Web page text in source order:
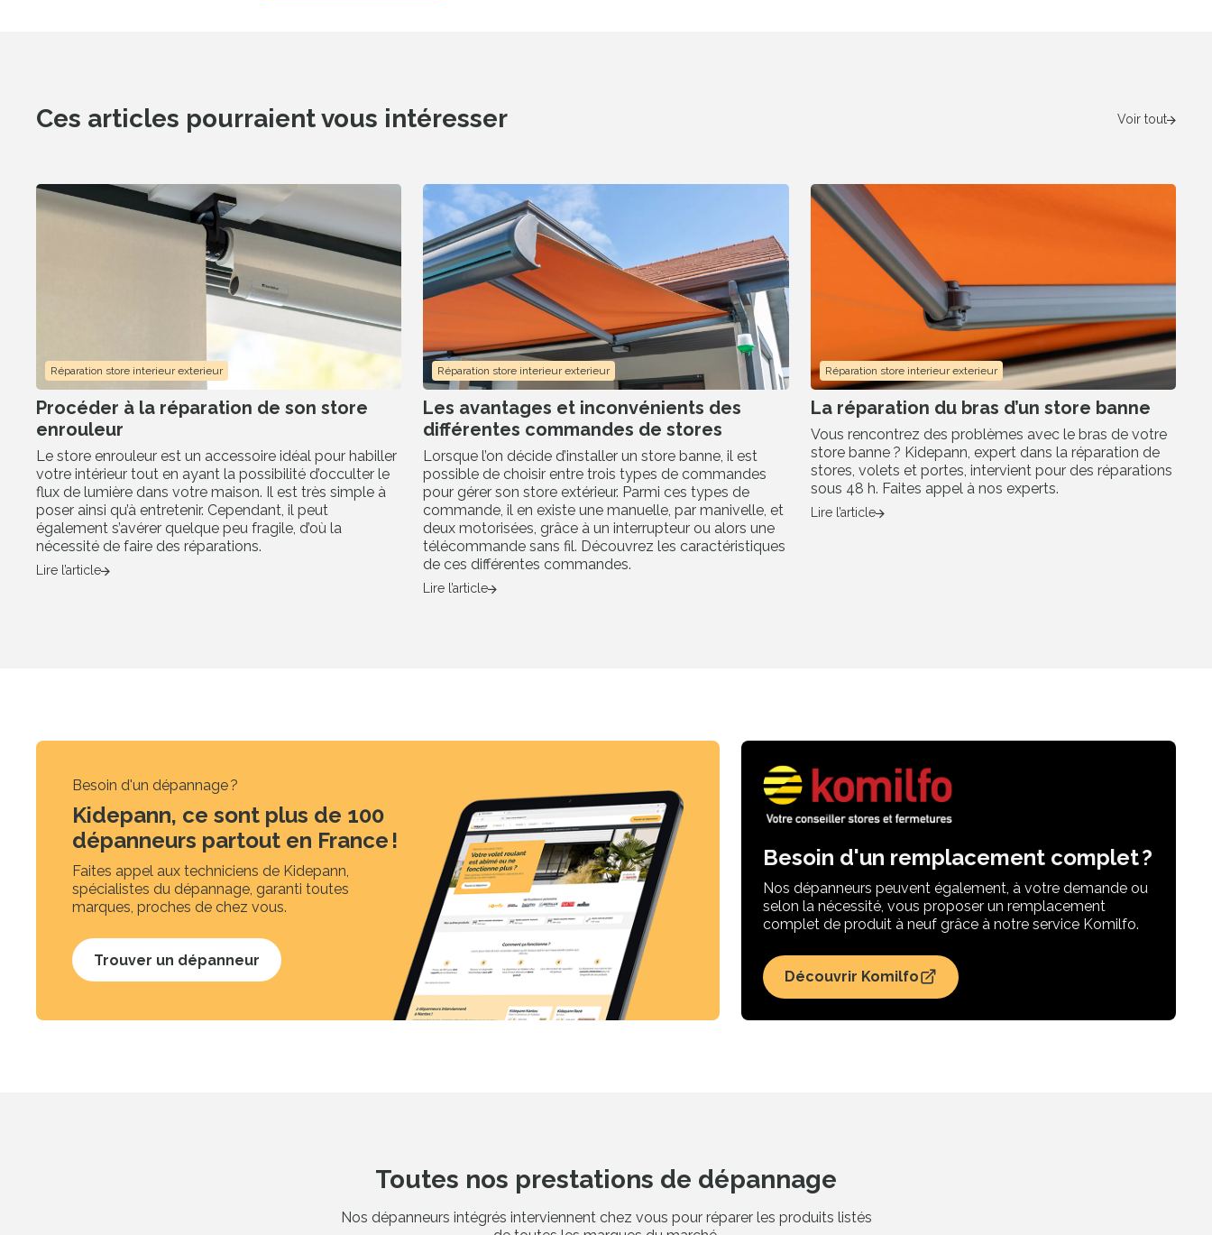
Ces articles pourraient vous intéresser Voir tout
Réparation store interieur exterieur
Procéder à la réparation de son store
enrouleur
Le store enrouleur est un accessoire idéal pour habiller
votre intérieur tout en ayant la possibilité d’occulter le
flux de lumière dans votre maison. Il est très simple à
poser ainsi qu’à entretenir. Cependant, il peut
également s’avérer quelque peu fragile, d’où la
nécessité de faire des réparations.
Lire l’article
Réparation store interieur exterieur
Les avantages et inconvénients des
différentes commandes de stores
Lorsque l’on décide d’installer un store banne, il est
possible de choisir entre trois types de commandes
pour gérer son store extérieur. Parmi ces types de
commande, il en existe une manuelle, par manivelle, et
deux motorisées, grâce à un interrupteur ou alors une
télécommande sans fil. Découvrez les caractéristiques
de ces différentes commandes.
Lire l’article
Réparation store interieur exterieur
La réparation du bras d’un store banne
Vous rencontrez des problèmes avec le bras de votre
store banne ? Kidepann, expert dans la réparation de
stores, volets et portes, intervient pour des réparations
sous 48 h. Faites appel à nos experts.
Lire l’article
Besoin d'un dépannage ?
Kidepann, ce sont plus de 100
dépanneurs partout en France !
Faites appel aux techniciens de Kidepann,
spécialistes du dépannage, garanti toutes
marques, proches de chez vous.
Trouver un dépanneur
Besoin d'un remplacement complet ?
Nos dépanneurs peuvent également, à votre demande ou
selon la nécessité, vous proposer un remplacement
complet de produit à neuf grâce à notre service Komilfo.
Découvrir Komilfo
Toutes nos prestations de dépannage
Nos dépanneurs intégrés interviennent chez vous pour réparer les produits listés